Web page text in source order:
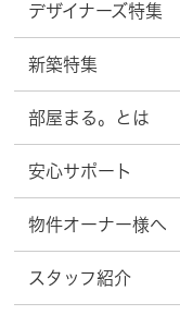
デザイナーズ特集
新築特集
部屋まる。とは
安心サポート
物件オーナー様へ
スタッフ紹介